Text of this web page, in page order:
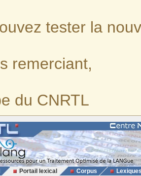
tester la
remerciant,
du CNRTL
Portail lexical Corpus